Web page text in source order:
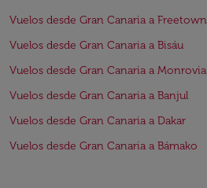
Vuelos desde Gran Canaria a Freetown
Vuelos desde Gran Canaria a Bisáu
Vuelos desde Gran Canaria a Monrovia
Vuelos desde Gran Canaria a Banjul
Vuelos desde Gran Canaria a Dakar
Vuelos desde Gran Canaria a Bámako